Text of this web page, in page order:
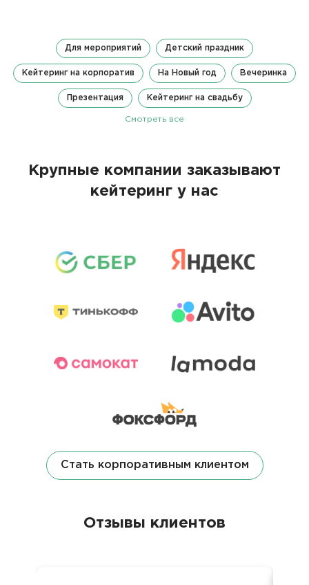
Для мероприятий Детский праздник
Кейтеринг на корпоратив На Новый год Вечеринка
Презентация Кейтеринг на свадьбу
Смотреть все
Крупные компании заказывают
кейтеринг у нас
Стать корпоративным клиентом
Отзывы клиентов